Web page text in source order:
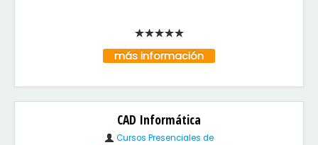
más información
CAD Informática
Cursos Presenciales de